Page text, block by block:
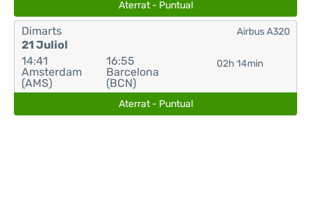
Aterrat - Puntual
Dimarts
21 Juliol
14:41
Amsterdam
(AMS)
16:55
Barcelona
(BCN)
02h 14min
Airbus A320
Aterrat - Puntual